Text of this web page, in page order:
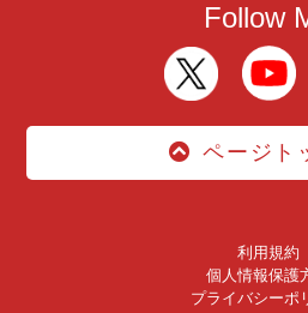
Follow
ページト
利用規約
個人情報保護
プライバシーポ